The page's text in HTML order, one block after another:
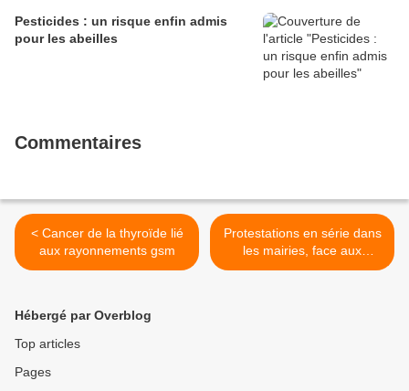
Pesticides : un risque enfin admis
pour les abeilles
Commentaires
< Cancer de la thyroïde lié
aux rayonnements gsm
Protestations en série dans
les mairies, face aux
installations d’antennes
Hébergé par Overblog
Top articles
Pages